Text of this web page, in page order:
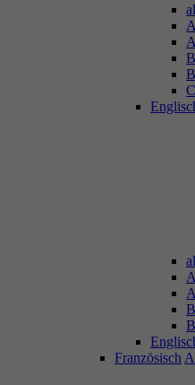
Französisch